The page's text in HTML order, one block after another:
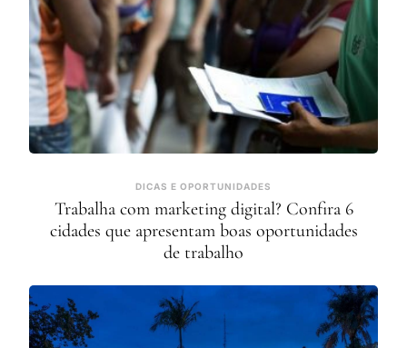
DICAS E OPORTUNIDADES
Trabalha com marketing digital? Confira 6
cidades que apresentam boas oportunidades
de trabalho